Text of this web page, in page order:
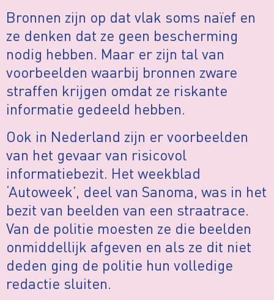
Bronnen zijn op dat vlak soms naïef en
ze denken dat ze geen bescherming
nodig hebben. Maar er zijn tal van
voorbeelden waarbij bronnen zware
straffen krijgen omdat ze riskante
informatie gedeeld hebben.
Ook in Nederland zijn er voorbeelden
van het gevaar van risicovol
informatiebezit. Het weekblad
‘Autoweek’, deel van Sanoma, was in het
bezit van beelden van een straatrace.
Van de politie moesten ze die beelden
onmiddellijk afgeven en als ze dit niet
deden ging de politie hun volledige
redactie sluiten.